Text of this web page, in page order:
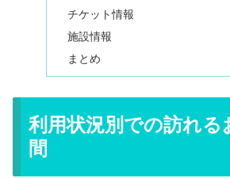
チケット情報
施設情報
まとめ
利用状況別での訪れる
間